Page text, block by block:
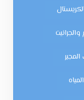
والجرانيت